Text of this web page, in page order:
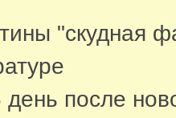
"скудная
после